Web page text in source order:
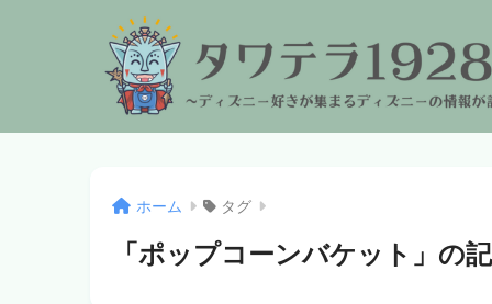
ホーム タグ
「ポップコーンバケット」の